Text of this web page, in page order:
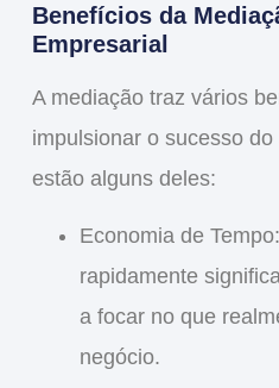
Benefícios da
Empresarial
A mediação traz vários
impulsionar o sucesso
estão alguns deles:
Economia de Tempo
rapidamente
a focar no que
negócio.